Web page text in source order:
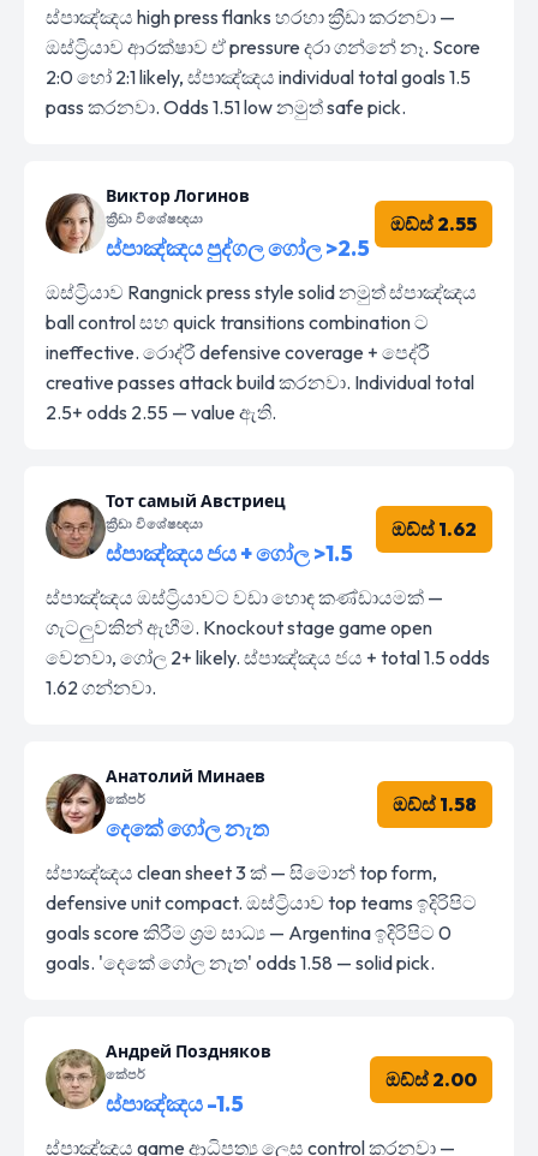
ස්පාඤ්ඤය high press flanks හරහා ක්‍රීඩා කරනවා —
ඔස්ට්‍රියාව ආරක්ෂාව ඒ pressure දරා ගන්නේ නෑ. Score
2:0 හෝ 2:1 likely, ස්පාඤ්ඤය individual total goals 1.5
pass කරනවා. Odds 1.51 low නමුත් safe pick.
Виктор Логинов
ක්‍රීඩා විශේෂඥයා
ස්පාඤ්ඤය පුද්ගල ගෝල >2.5
ඔඩ්ස් 2.55
ඔස්ට්‍රියාව Rangnick press style solid නමුත් ස්පාඤ්ඤය
ball control සහ quick transitions combination ට
ineffective. රොද්රී defensive coverage + පෙද්රී
creative passes attack build කරනවා. Individual total
2.5+ odds 2.55 — value ඇති.
Тот самый Австриец
ක්‍රීඩා විශේෂඥයා
ස්පාඤ්ඤය ජය + ගෝල >1.5
ඔඩ්ස් 1.62
ස්පාඤ්ඤය ඔස්ට්‍රියාවට වඩා හොඳ කණ්ඩායමක් —
ගැටලුවකින් ඇහීම. Knockout stage game open
වෙනවා, ගෝල 2+ likely. ස්පාඤ්ඤය ජය + total 1.5 odds
1.62 ගන්නවා.
Анатолий Минаев
කේපර්
දෙකේ ගෝල නැත
ඔඩ්ස් 1.58
ස්පාඤ්ඤය clean sheet 3 ක් — සිමොන් top form,
defensive unit compact. ඔස්ට්‍රියාව top teams ඉදිරිපිට
goals score කිරීම ශ්‍රම සාධ්‍ය — Argentina ඉදිරිපිට 0
goals. 'දෙකේ ගෝල නැත' odds 1.58 — solid pick.
Андрей Поздняков
කේපර්
ස්පාඤ්ඤය -1.5
ඔඩ්ස් 2.00
ස්පාඤ්ඤය game ආධිපත්‍ය ලෙස control කරනවා —